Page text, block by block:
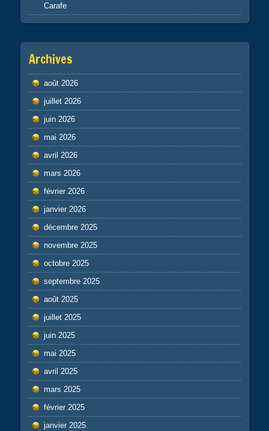
Carafe
Archives
août 2026
juillet 2026
juin 2026
mai 2026
avril 2026
mars 2026
février 2026
janvier 2026
décembre 2025
novembre 2025
octobre 2025
septembre 2025
août 2025
juillet 2025
juin 2025
mai 2025
avril 2025
mars 2025
février 2025
janvier 2025